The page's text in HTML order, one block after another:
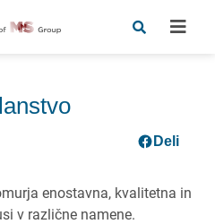
Deli
enostavna, kvalitetna in
v različne namene.